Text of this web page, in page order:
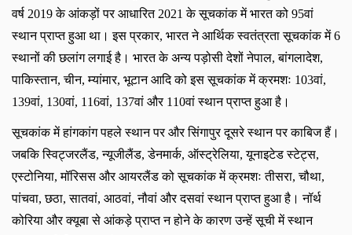
वर्ष 2019 के आंकड़ों पर आधारित 2021 के सूचकांक में भारत को 95वां
स्थान प्राप्त हुआ था। इस प्रकार, भारत ने आर्थिक स्वतंत्रता सूचकांक में 6
स्थानों की छलांग लगाई है। भारत के अन्य पड़ोसी देशों नेपाल, बांगलादेश,
पाकिस्तान, चीन, म्यांमार, भूटान आदि को इस सूचकांक में क्रमशः 103वां,
139वां, 130वां, 116वां, 137वां और 110वां स्थान प्राप्त हुआ है।
सूचकांक में हांगकांग पहले स्थान पर और सिंगापुर दूसरे स्थान पर काबिज हैं।
जबकि स्विट्जरलैंड, न्यूजीलैंड, डेनमार्क, ऑस्ट्रेलिया, यूनाइटेड स्टेट्स,
एस्टोनिया, मॉरिसस और आयरलैंड को सूचकांक में क्रमशः तीसरा, चौथा,
पांचवा, छठा, सातवां, आठवां, नौवां और दसवां स्थान प्राप्त हुआ है। नॉर्थ
कोरिया और क्यूबा से आंकड़े प्राप्त न होने के कारण उन्हें सूची में स्थान